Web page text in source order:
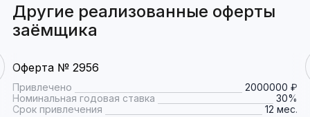
Другие реализованные оферты
заёмщика
Оферта № 2956
Привлечено
2000000 ₽
Номинальная годовая ставка
30%
Срок привлечения
12 мес.